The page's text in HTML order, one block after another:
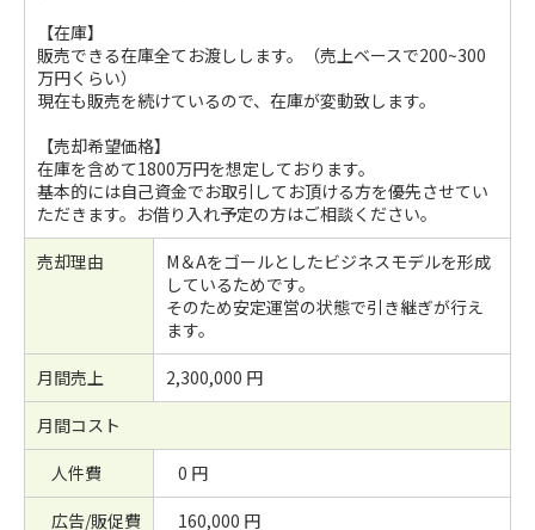
【在庫】
販売できる在庫全てお渡しします。（売上ベースで200~300
万円くらい）
現在も販売を続けているので、在庫が変動致します。
【売却希望価格】
在庫を含めて1800万円を想定しております。
基本的には自己資金でお取引してお頂ける方を優先させてい
ただきます。お借り入れ予定の方はご相談ください。
売却理由
M＆Aをゴールとしたビジネスモデルを形成
しているためです。
そのため安定運営の状態で引き継ぎが行え
ます。
月間売上
2,300,000 円
月間コスト
人件費
0 円
広告/販促費
160,000 円